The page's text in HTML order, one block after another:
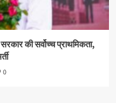
की सर्वोच्च प्राथमिकता,
0